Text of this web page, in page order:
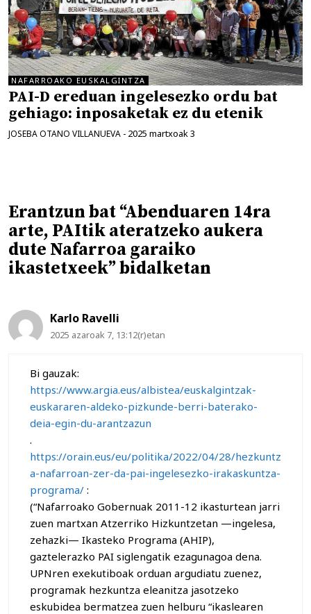
NAFARROAKO EUSKALGINTZA
PAI-D ereduan ingelesezko ordu bat
gehiago: inposaketak ez du etenik
JOSEBA OTANO VILLANUEVA - 2025 martxoak 3
Erantzun bat “Abenduaren 14ra
arte, PAItik ateratzeko aukera
dute Nafarroa garaiko
ikastetxeek” bidalketan
Karlo Ravelli
2025 azaroak 7, 13:12(r)etan
Bi gauzak:
https://www.argia.eus/albistea/euskalgintzak-
euskararen-aldeko-pizkunde-berri-baterako-
deia-egin-du-arantzazun
.
https://orain.eus/eu/politika/2022/04/28/hezkuntz
a-nafarroan-zer-da-pai-ingelesezko-irakaskuntza-
programa/ :
(“Nafarroako Gobernuak 2011-12 ikasturtean jarri
zuen martxan Atzerriko Hizkuntzetan —ingelesa,
zehazki— Ikasteko Programa (AHIP),
gaztelerazko PAI siglengatik ezagunagoa dena.
UPNren exekutiboak orduan argudiatu zuenez,
programak hezkuntza eleanitza jasotzeko
eskubidea bermatzea zuen helburu “ikaslearen